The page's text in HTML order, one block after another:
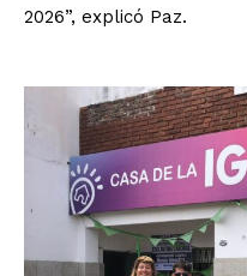
2026”, explicó Paz.